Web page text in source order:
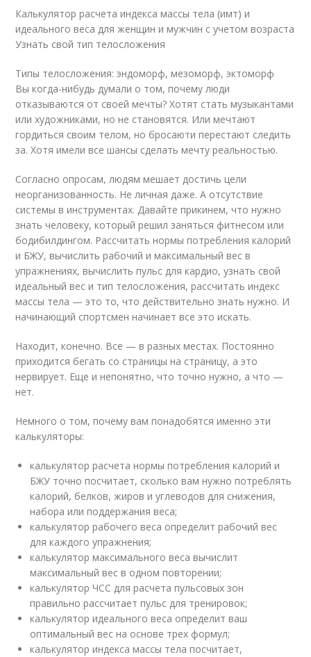
Калькулятор расчета индекса массы тела (имт) и
идеального веса для женщин и мужчин с учетом возраста
Узнать свой тип телосложения
Типы телосложения: эндоморф, мезоморф, эктоморф
Вы когда-нибудь думали о том, почему люди
отказываются от своей мечты? Хотят стать музыкантами
или художниками, но не становятся. Или мечтают
гордиться своим телом, но бросаюти перестают следить
за. Хотя имели все шансы сделать мечту реальностью.
Согласно опросам, людям мешает достичь цели
неорганизованность. Не личная даже. А отсутствие
системы в инструментах. Давайте прикинем, что нужно
знать человеку, который решил заняться фитнесом или
бодибилдингом. Рассчитать нормы потребления калорий
и БЖУ, вычислить рабочий и максимальный вес в
упражнениях, вычислить пульс для кардио, узнать свой
идеальный вес и тип телосложения, рассчитать индекс
массы тела — это то, что действительно знать нужно. И
начинающий спортсмен начинает все это искать.
Находит, конечно. Все — в разных местах. Постоянно
приходится бегать со страницы на страницу, а это
нервирует. Еще и непонятно, что точно нужно, а что —
нет.
Немного о том, почему вам понадобятся именно эти
калькуляторы:
калькулятор расчета нормы потребления калорий и
БЖУ точно посчитает, сколько вам нужно потреблять
калорий, белков, жиров и углеводов для снижения,
набора или поддержания веса;
калькулятор рабочего веса определит рабочий вес
для каждого упражнения;
калькулятор максимального веса вычислит
максимальный вес в одном повторении;
калькулятор ЧСС для расчета пульсовых зон
правильно рассчитает пульс для тренировок;
калькулятор идеального веса определит ваш
оптимальный вес на основе трех формул;
калькулятор индекса массы тела посчитает,